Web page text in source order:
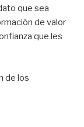
que sea
de valor
que les
de los